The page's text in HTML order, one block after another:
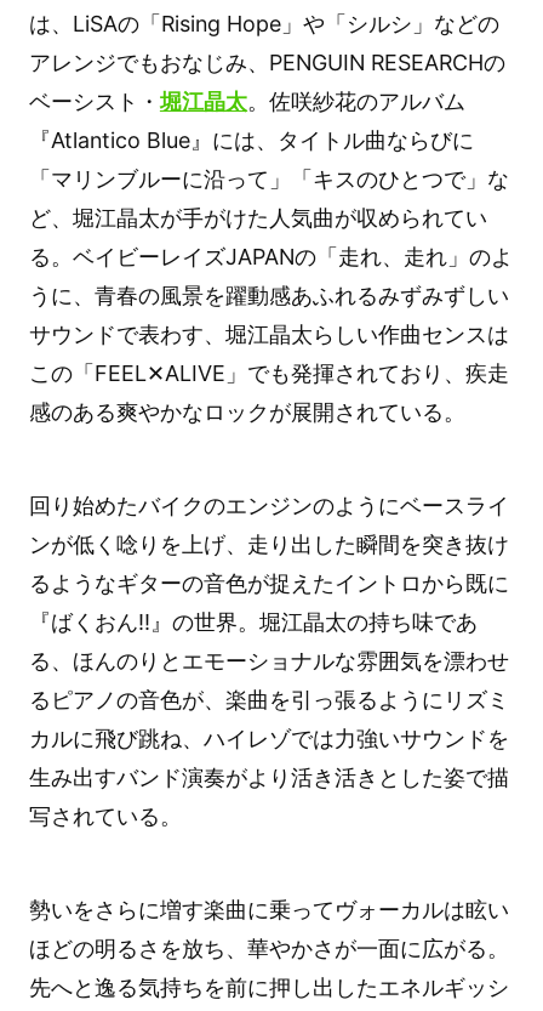
は、LiSAの「Rising Hope」や「シルシ」などの
アレンジでもおなじみ、PENGUIN RESEARCHの
ベーシスト・堀江晶太。佐咲紗花のアルバム
『Atlantico Blue』には、タイトル曲ならびに
「マリンブルーに沿って」「キスのひとつで」な
ど、堀江晶太が手がけた人気曲が収められてい
る。ベイビーレイズJAPANの「走れ、走れ」のよ
うに、青春の風景を躍動感あふれるみずみずしい
サウンドで表わす、堀江晶太らしい作曲センスは
この「FEEL✕ALIVE」でも発揮されており、疾走
感のある爽やかなロックが展開されている。
回り始めたバイクのエンジンのようにベースライ
ンが低く唸りを上げ、走り出した瞬間を突き抜け
るようなギターの音色が捉えたイントロから既に
『ばくおん!!』の世界。堀江晶太の持ち味であ
る、ほんのりとエモーショナルな雰囲気を漂わせ
るピアノの音色が、楽曲を引っ張るようにリズミ
カルに飛び跳ね、ハイレゾでは力強いサウンドを
生み出すバンド演奏がより活き活きとした姿で描
写されている。
勢いをさらに増す楽曲に乗ってヴォーカルは眩い
ほどの明るさを放ち、華やかさが一面に広がる。
先へと逸る気持ちを前に押し出したエネルギッシ